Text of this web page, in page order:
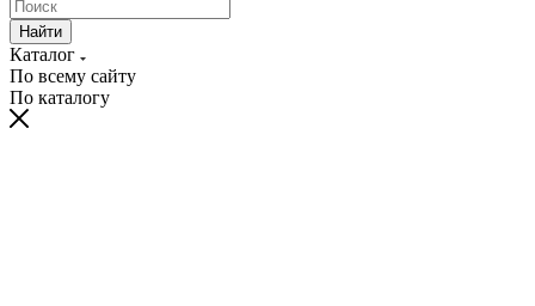
Найти
Каталог
По всему сайту
По каталогу